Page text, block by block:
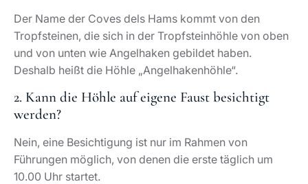
Der Name der Coves dels Hams kommt von den
Tropfsteinen, die sich in der Tropfsteinhöhle von oben
und von unten wie Angelhaken gebildet haben.
Deshalb heißt die Höhle „Angelhakenhöhle“.
2. Kann die Höhle auf eigene Faust besichtigt
werden?
Nein, eine Besichtigung ist nur im Rahmen von
Führungen möglich, von denen die erste täglich um
10.00 Uhr startet.